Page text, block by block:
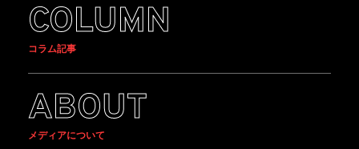
COLUMN
コラム記事
ABOUT
メディアについて